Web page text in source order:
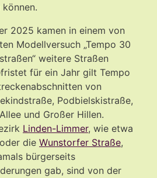
2025 kamen in einem von
Modellversuch „Tempo 30
weitere Straßen
für ein Jahr gilt Tempo
von
Podbielskistraße,
und Großer Hillen.
Linden-Limmer, wie etwa
die Wunstorfer Straße,
bürgerseits
gab, sind von der